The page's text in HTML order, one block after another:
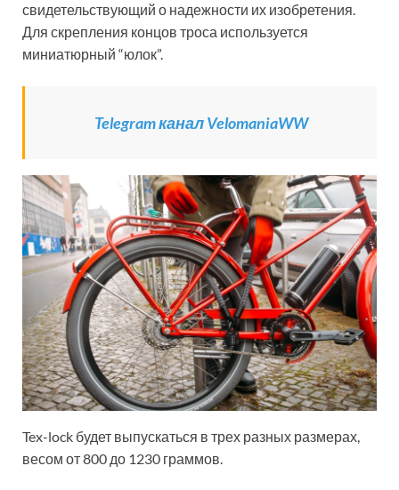
свидетельствующий о надежности их изобретения.
Для скрепления концов троса используется
миниатюрный “юлок”.
Telegram канал VelomaniaWW
Tex-lock будет выпускаться в трех разных размерах,
весом от 800 до 1230 граммов.